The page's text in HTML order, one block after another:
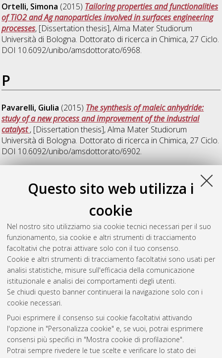
Questo sito web utilizza i
cookie
Nel nostro sito utilizziamo sia cookie tecnici necessari per il suo
funzionamento, sia cookie e altri strumenti di tracciamento
facoltativi che potrai attivare solo con il tuo consenso.
Cookie e altri strumenti di tracciamento facoltativi sono usati per
analisi statistiche, misure sull'efficacia della comunicazione
istituzionale e analisi dei comportamenti degli utenti.
Se chiudi questo banner continuerai la navigazione solo con i
cookie necessari.
Puoi esprimere il consenso sui cookie facoltativi attivando
l'opzione in "Personalizza cookie" e, se vuoi, potrai esprimere
consensi più specifici in "Mostra cookie di profilazione".
Potrai sempre rivedere le tue scelte e verificare lo stato dei
Ortelli, Simona (2015) Tailoring properties and functionalities
of TiO2 and Ag nanoparticles involved in surfaces engineering
processes, [Dissertation thesis], Alma Mater Studiorum
Università di Bologna. Dottorato di ricerca in Chimica, 27 Ciclo.
DOI 10.6092/unibo/amsdottorato/6968.
P
Pavarelli, Giulia (2015) The synthesis of maleic anhydride:
study of a new process and improvement of the industrial
catalyst, [Dissertation thesis], Alma Mater Studiorum
Università di Bologna. Dottorato di ricerca in Chimica, 27 Ciclo.
DOI 10.6092/unibo/amsdottorato/6902.
New and More Sustainable Processes for
the Synthesis of Phenolics: 2-phenoxyethanol and
hydroxytyrosol , [Dissertation thesis], Alma Mater Studiorum
Università di Bologna. Dottorato di ricerca inChimica, 27 Ciclo.
DOI 10.6092/unibo/amsdottorato/7104.
Questa lista e' stata generata ilFri Aug 7 20:37:11 2026 CEST
Atom
Rss 1.0
Rss 2.0